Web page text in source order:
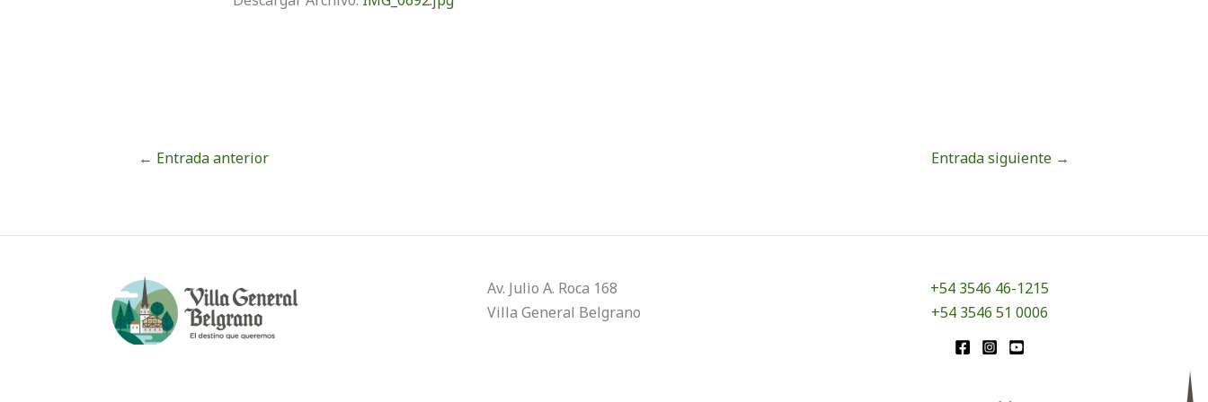
← Entrada anterior Entrada siguiente →
Av. Julio A. Roca 168
Villa General Belgrano
+54 3546 46-1215
+54 3546 51 0006